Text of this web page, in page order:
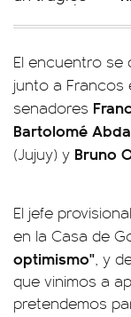
El encuentro se
junto a Francos
senadores
Bartolomé
(Jujuy) y Bruno
El jefe
en la Casa de
optimismo", y
que vinimos a
pretendemos